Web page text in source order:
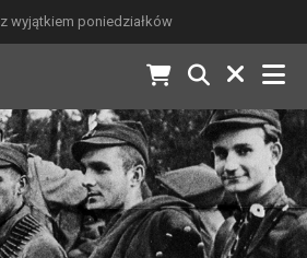
wyjątkiem poniedziałków